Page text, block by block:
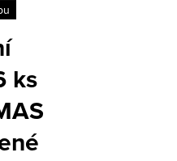
ks